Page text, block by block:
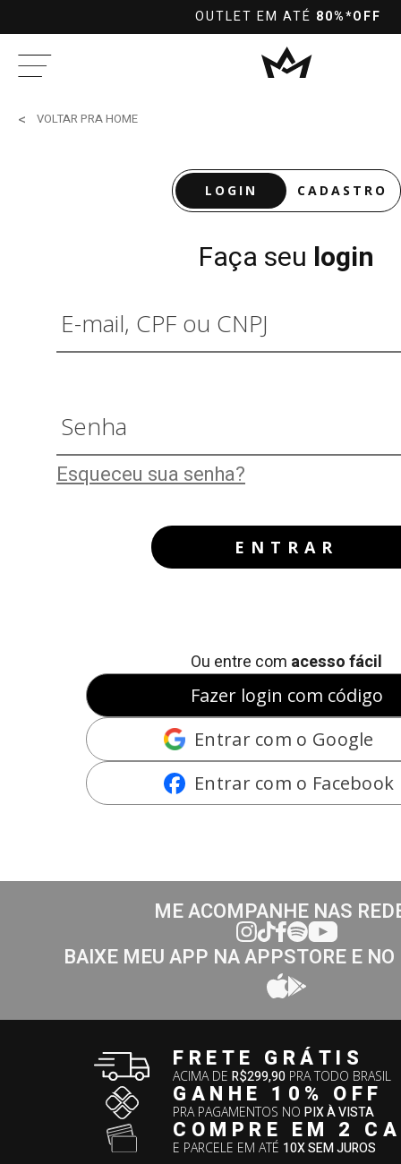
OUTLET EM ATÉ 80%*OFF
VOLTAR PRA HOME
LOGIN CADASTRO
Faça seu login
Esqueceu sua senha?
ENTRAR
Ou entre com acesso fácil
Fazer login com código
Entrar com o Google
Entrar com o Facebook
ME ACOMPANHE NAS
BAIXE MEU APP NA APPSTORE E
FRETE GRÁTIS
ACIMA DER$299,90 PRA TODO BRASIL
GANHE 10% OFF
PRA PAGAMENTOS NOPIX À VISTA
COMPRE EM 2
E PARCELE EM ATÉ 10X SEM JUROS